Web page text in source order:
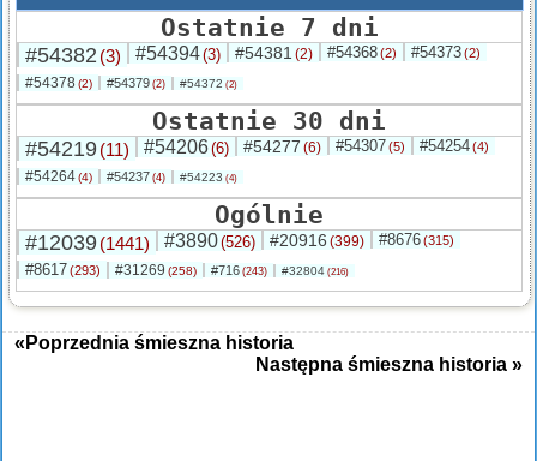
Ostatnie 7 dni
#54382 (3) #54394(3) #54381 (2) #54368(2) #54373(2)
#54378 (2) #54379 (2) #54372 (2)
Ostatnie 30 dni
#54219(11) #54206(6) #54277 (6) #54307(5) #54254(4)
#54264(4) #54237 (4) #54223 (4)
Ogólnie
#12039(1441) #3890(526) #20916 (399) #8676(315)
#8617(293) #31269 (258) #716 (243) #32804 (216)
«Poprzednia śmieszna historia
Następna śmieszna historia »